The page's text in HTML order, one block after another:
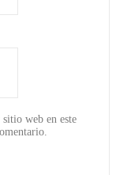
web en este